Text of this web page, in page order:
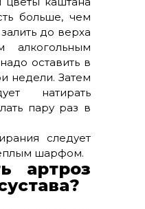
больше, чем
до верха
алкогольным
оставить в
недели. Затем
натирать
пару раз в
следует
шарфом.
артроз